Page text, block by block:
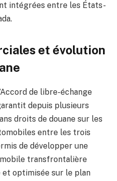
intégrées entre les États-
et évolution
de libre-échange
depuis plusieurs
droits de douane sur les
entre les trois
de développer une
transfrontalière
optimisée sur le plan